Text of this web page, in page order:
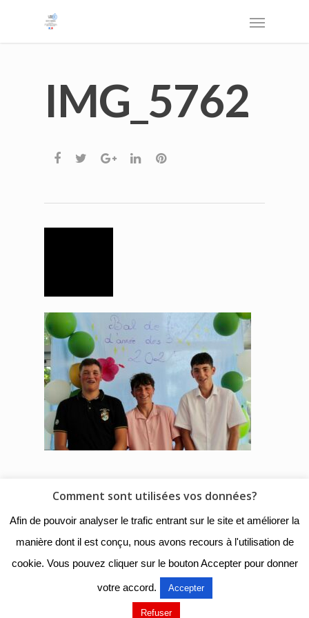
IMG_5762
© 2018 - Collège Henri de
Navarre |Mentions légales|
Organigramme|Nous
contacter
Mentions légales
Comment sont utilisées vos données?
Afin de pouvoir analyser le trafic entrant sur le site et améliorer la
manière dont il est conçu, nous avons recours à l'utilisation de
cookie. Vous pouvez cliquer sur le bouton Accepter pour donner
votre accord. Accepter
Refuser